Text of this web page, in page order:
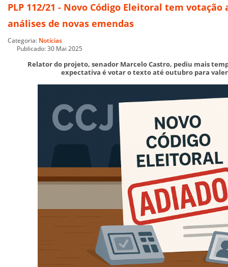
PLP 112/21 - Novo Código Eleitoral tem votação
análises de novas emendas
Categoria: Notícias
Publicado: 30 Mai 2025
Relator do projeto, senador Marcelo Castro, pediu mais
expectativa é votar o texto até outubro para valer